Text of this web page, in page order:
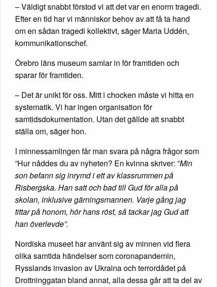
– Väldigt snabbt förstod vi att det var en enorm tragedi.
Efter en tid har vi människor behov av att få ta hand
om en sådan tragedi kollektivt, säger Maria Uddén,
kommunikationschef.
Örebro läns museum samlar in för framtiden och
sparar för framtiden.
– Det är unikt för oss. Mitt i chocken måste vi hitta en
systematik. Vi har ingen organisation för
samtidsdokumentation. Utan det gällde att snabbt
ställa om, säger hon.
I minnessamlingen får man svara på några frågor som
”Hur nåddes du av nyheten? En kvinna skriver: ”Min
son befann sig inrymd i ett av klassrummen på
Risbergska. Han satt och bad till Gud för alla på
skolan, inklusive gärningsmannen. Varje gång jag
tittar på honom, hör hans röst, så tackar jag Gud att
han överlevde”.
Nordiska museet har använt sig av minnen vid flera
olika samtida händelser som coronapandemin,
Rysslands invasion av Ukraina och terrordådet på
Drottninggatan bland annat, alla dessa går att ta del av